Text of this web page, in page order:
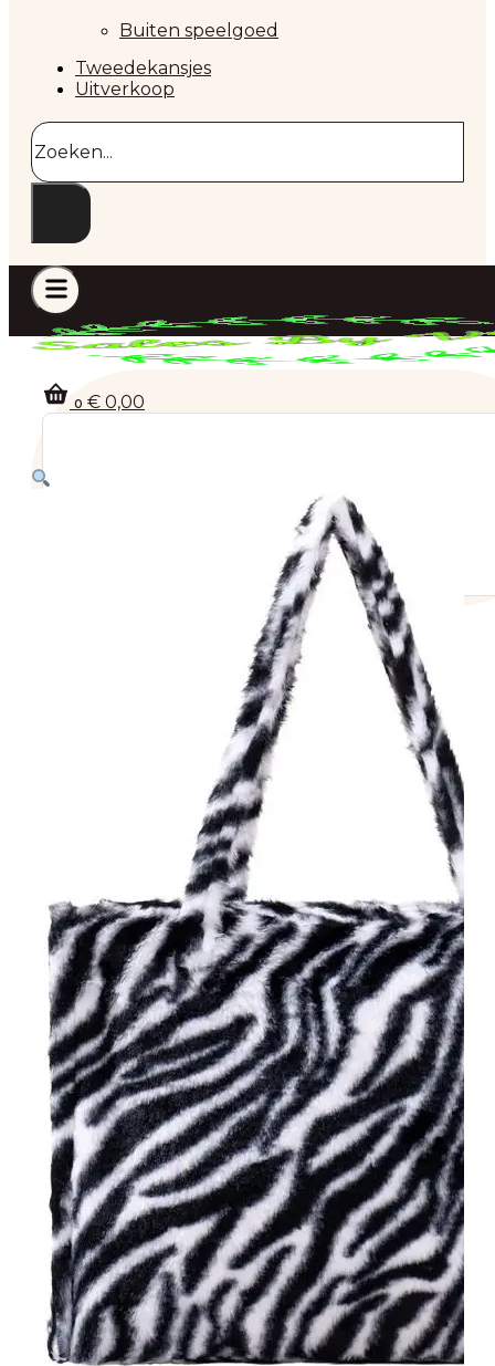
Buiten speelgoed
Tweedekansjes
Uitverkoop
Zoeken
0 € 0,00
Geen producten in de winkelwagen.